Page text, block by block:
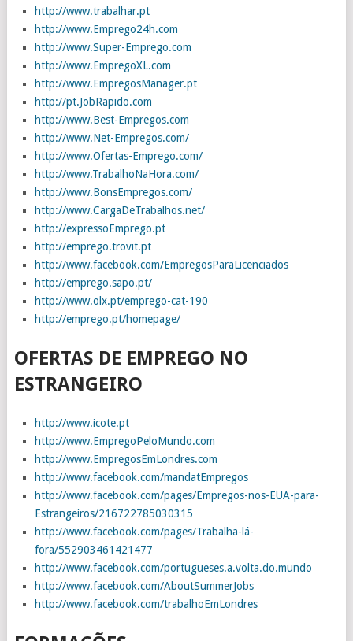
http://www.trabalhar.pt
http://www.Emprego24h.com
http://www.Super-Emprego.com
http://www.EmpregoXL.com
http://www.EmpregosManager.pt
http://pt.JobRapido.com
http://www.Best-Empregos.com
http://www.Net-Empregos.com/
http://www.Ofertas-Emprego.com/
http://www.TrabalhoNaHora.com/
http://www.BonsEmpregos.com/
http://www.CargaDeTrabalhos.net/
http://expressoEmprego.pt
http://emprego.trovit.pt
http://www.facebook.com/EmpregosParaLicenciados
http://emprego.sapo.pt/
http://www.olx.pt/emprego-cat-190
http://emprego.pt/homepage/
OFERTAS DE EMPREGO NO
ESTRANGEIRO
http://www.icote.pt
http://www.EmpregoPeloMundo.com
http://www.EmpregosEmLondres.com
http://www.facebook.com/mandatEmpregos
http://www.facebook.com/pages/Empregos-nos-EUA-para-
Estrangeiros/216722785030315
http://www.facebook.com/pages/Trabalha-lá-
fora/552903461421477
http://www.facebook.com/portugueses.a.volta.do.mundo
http://www.facebook.com/AboutSummerJobs
http://www.facebook.com/trabalhoEmLondres